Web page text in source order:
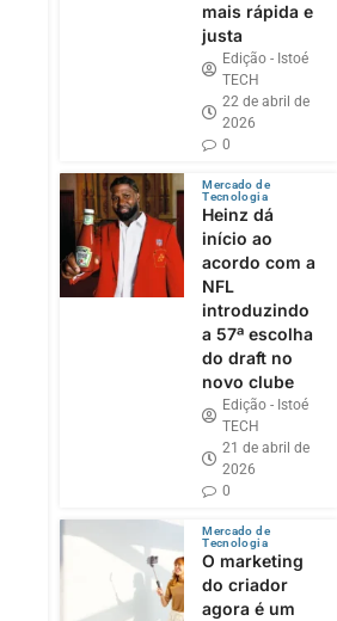
mais rápida e
justa
Edição - Istoé
TECH
22 de abril de
2026
0
Mercado de
Tecnologia
Heinz dá
início ao
acordo com a
NFL
introduzindo
a 57ª escolha
do draft no
novo clube
Edição - Istoé
TECH
21 de abril de
2026
0
Mercado de
Tecnologia
O marketing
do criador
agora é um